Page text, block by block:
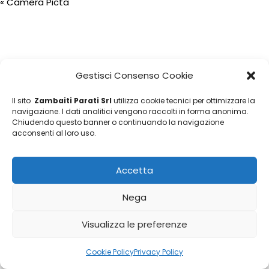
Gestisci Consenso Cookie
Il sito Zambaiti Parati Srl utilizza cookie tecnici per ottimizzare la
navigazione. I dati analitici vengono raccolti in forma anonima.
Chiudendo questo banner o continuando la navigazione
acconsenti al loro uso.
Accetta
Nega
Visualizza le preferenze
Cookie PolicyPrivacy Policy